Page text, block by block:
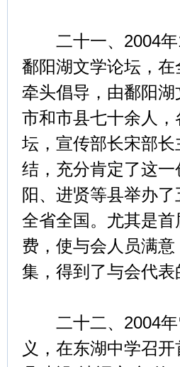
二十一、2004年
鄱阳湖文学论坛，
牵头倡导，由鄱阳
市和市县七十余人
坛，宣传部长宋部
结，充分肯定了这
阳、进贤等县举办
全省全国。尤其是
费，使与会人员满
集，得到了与会代表
二十二、2004年
义，在东湖中学召